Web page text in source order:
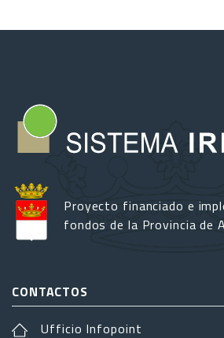
Proyecto financiado e
fondos de la Provincia de
CONTACTOS
Ufficio Infopoint